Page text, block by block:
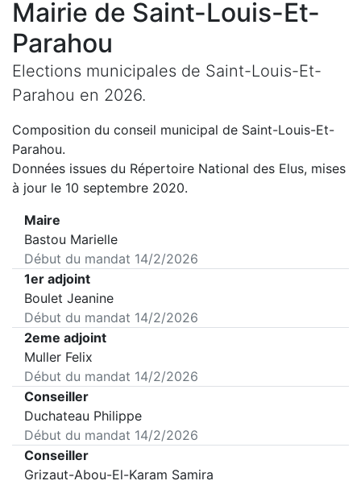
Mairie de Saint-Louis-Et-
Parahou
Elections municipales de Saint-Louis-Et-
Parahou en 2026.
Composition du conseil municipal de Saint-Louis-Et-
Parahou.
Données issues du Répertoire National des Elus, mises
à jour le 10 septembre 2020.
Maire
Bastou Marielle
Début du mandat 14/2/2026
1er adjoint
Boulet Jeanine
Début du mandat 14/2/2026
2eme adjoint
Muller Felix
Début du mandat 14/2/2026
Conseiller
Duchateau Philippe
Début du mandat 14/2/2026
Conseiller
Grizaut-Abou-El-Karam Samira